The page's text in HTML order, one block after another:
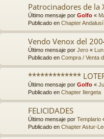
Patrocinadores de la
Último mensaje por Golfo «
Publicado en Chapter Andalusí
Vendo Venox del
Último mensaje por Jero «
Publicado en Compra / Venta
*************
Último mensaje por Golfo «
Publicado en Chapter Ilergeta
FELICIDADES
Último mensaje por Templario
Publicado en Chapter Astur-